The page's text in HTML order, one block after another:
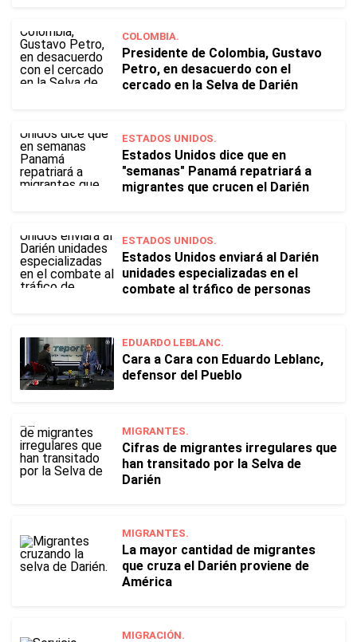
COLOMBIA.
Presidente de Colombia, Gustavo
Petro, en desacuerdo con el
cercado en la Selva de Darién
ESTADOS UNIDOS.
Estados Unidos dice que en
"semanas" Panamá repatriará a
migrantes que crucen el Darién
ESTADOS UNIDOS.
Estados Unidos enviará al Darién
unidades especializadas en el
combate al tráfico de personas
EDUARDO LEBLANC.
Cara a Cara con Eduardo Leblanc,
defensor del Pueblo
MIGRANTES.
Cifras de migrantes irregulares que
han transitado por la Selva de
Darién
MIGRANTES.
La mayor cantidad de migrantes
que cruza el Darién proviene de
América
MIGRACIÓN.